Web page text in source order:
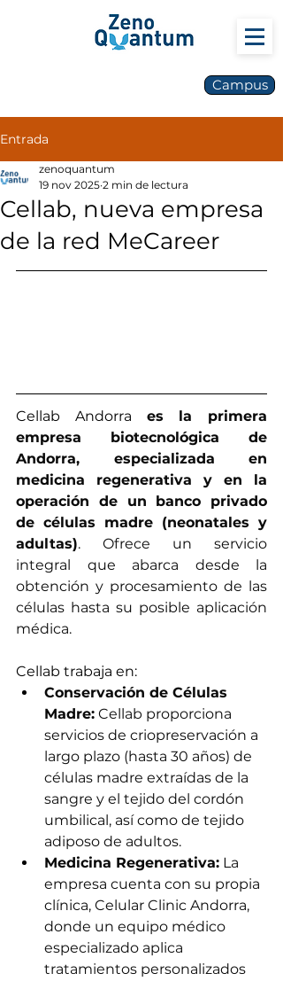
Campus
Entrada
Cellab, nueva empresa
de la red MeCareer
zenoquantum
19 nov 2025 2 min de lectura
Cellab Andorra es la primera
empresa biotecnológica de
Andorra, especializada en
medicina regenerativa y en la
operación de un banco privado
de células madre (neonatales y
adultas). Ofrece un servicio
integral que abarca desde la
obtención y procesamiento de las
células hasta su posible aplicación
médica.
Cellab trabaja en:
Conservación de Células
Madre: Cellab proporciona
servicios de criopreservación a
largo plazo (hasta 30 años) de
células madre extraídas de la
sangre y el tejido del cordón
umbilical, así como de tejido
adiposo de adultos.
Medicina Regenerativa: La
empresa cuenta con su propia
clínica, Celular Clinic Andorra,
donde un equipo médico
especializado aplica
tratamientos personalizados